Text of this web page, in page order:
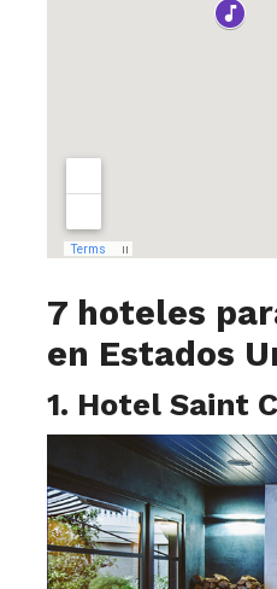
7 hoteles
en Estados
1. Hotel Saint